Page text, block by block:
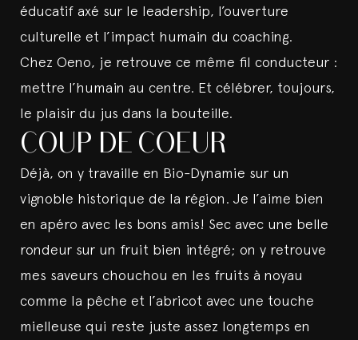
éducatif axé sur le leadership, l’ouverture
culturelle et l’impact humain du coaching.
Chez Oeno, je retrouve ce même fil conducteur :
mettre l’humain au centre. Et célébrer, toujours,
le plaisir du jus dans la bouteille.
COUP DE COEUR
Déjà, on y travaille en Bio-Dynamie sur un
vignoble historique de la région. Je l’aime bien
en apéro avec les bons amis! Sec avec une belle
rondeur sur un fruit bien intégré; on y retrouve
mes saveurs chouchou en les fruits à noyau
comme la pêche et l’abricot avec une touche
mielleuse qui reste juste assez longtemps en